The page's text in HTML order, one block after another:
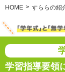
HOME すららの紹
学習指導要領